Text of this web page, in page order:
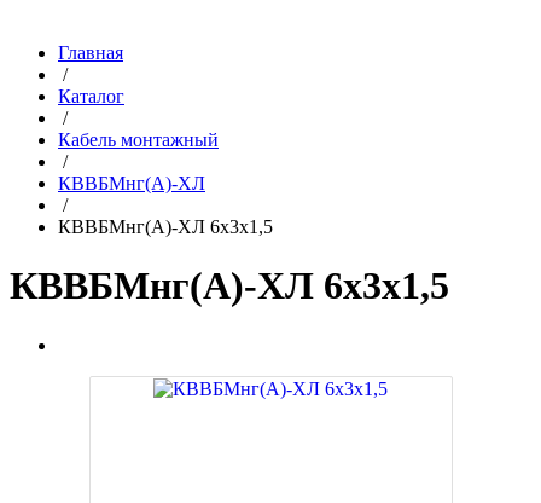
Главная
/
Каталог
/
Кабель монтажный
/
КВВБМнг(A)-ХЛ
/
КВВБМнг(A)-ХЛ 6х3х1,5
КВВБМнг(A)-ХЛ 6х3х1,5